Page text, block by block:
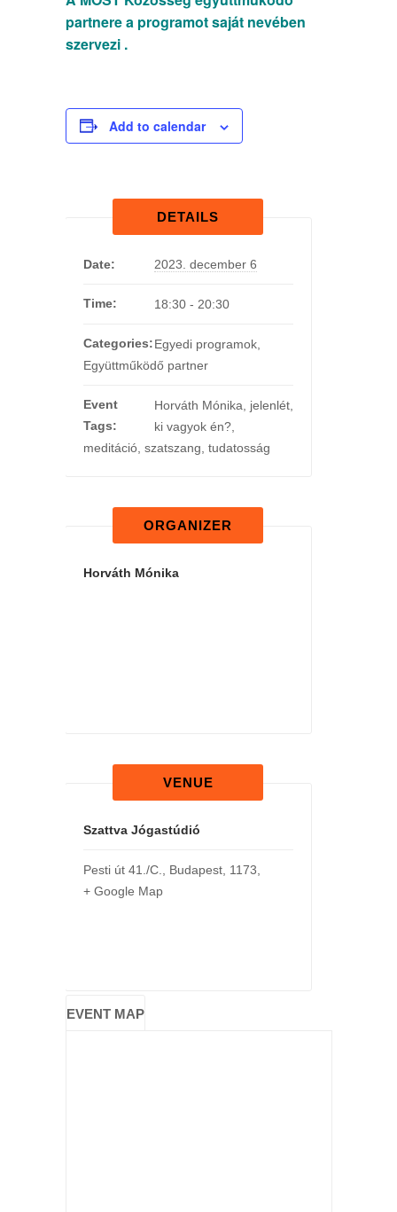
partnere a programot saját nevében
szervezi .
Add to calendar
DETAILS
Date: 2023. december 6
Time: 18:30 - 20:30
Categories:Egyedi programok,
Együttműködő partner
Event
Tags:
Horváth Mónika jelenlét,
ki vagyok én?,
meditáció, szatszang tudatosság
ORGANIZER
Horváth Mónika
VENUE
Szattva Jógastúdió
Pesti út 41./C. Budapest, 1173
+ Google Map
EVENT MAP